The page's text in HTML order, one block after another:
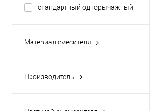
стандартный однорычажный
Материал смесителя
Производитель